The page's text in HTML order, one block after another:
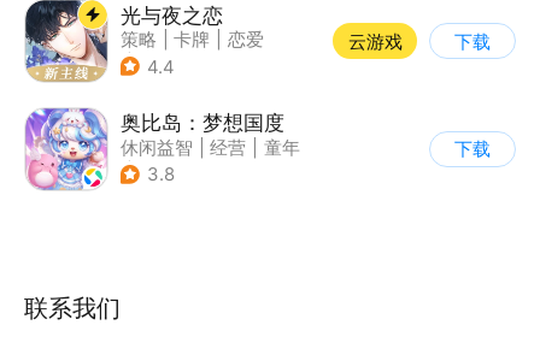
光与夜之恋
策略 卡牌
恋爱
| 乙女
4.4
云游戏 下载
奥比岛：梦想国度
休闲益智 经营
童年
| 萌系
3.8
下载
联系我们